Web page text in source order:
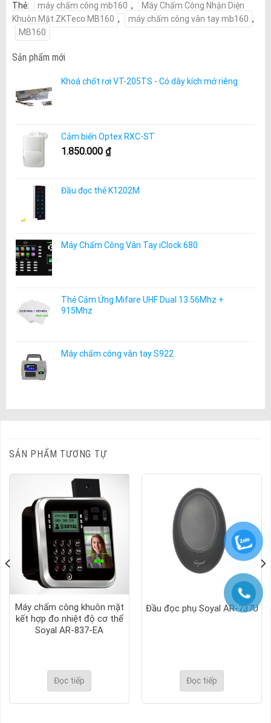
Thẻ: máy chấm công mb160 ,
Máy Chấm Công Nhận Diện
Khuôn Mặt ZKTeco MB160 , máy chấm công vân tay mb160 ,
MB160
Sản phẩm mới
Khoá chốt rơi VT-205TS - Có dây kích mở riêng
Cảm biến Optex RXC-ST
1.850.000 ₫
Đầu đọc thẻ K1202M
Máy Chấm Công Vân Tay iClock 680
Thẻ Cảm Ứng Mifare UHF Dual 13.56Mhz +
915Mhz
Máy chấm công vân tay S922
SẢN PHẨM TƯƠNG TỰ
Máy chấm công khuôn mặt
kết hợp đo nhiệt độ cơ thể
Soyal AR-837-EA
Đọc tiếp
Đầu đọc phụ Soyal AR-737U
Đọc tiếp